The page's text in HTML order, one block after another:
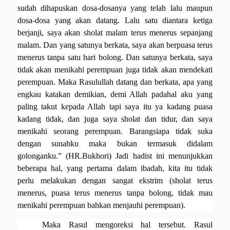
sudah dihapuskan dosa-dosanya yang telah lalu maupun
dosa-dosa yang akan datang. Lalu satu diantara ketiga
berjanji, saya akan sholat malam terus menerus sepanjang
malam. Dan yang satunya berkata, saya akan berpuasa terus
menerus tanpa satu hari bolong. Dan satunya berkata, saya
tidak akan menikahi perempuan juga tidak akan mendekati
perempuan. Maka Rasulullah datang dan berkata, apa yang
engkau katakan demikian, demi Allah padahal aku yang
paling takut kepada Allah tapi saya itu ya kadang puasa
kadang tidak, dan juga saya sholat dan tidur, dan saya
menikahi seorang perempuan. Barangsiapa tidak suka
dengan sunahku maka bukan termasuk didalam
golonganku.” (HR.Bukhori) Jadi hadist ini menunjukkan
beberapa hal, yang pertama dalam ibadah, kita itu tidak
perlu melakukan dengan sangat ekstrim (sholat terus
menerus, puasa terus menerus tanpa bolong, tidak mau
menikahi perempuan bahkan menjauhi perempuan).
Maka Rasul mengoreksi hal tersebut. Rasul